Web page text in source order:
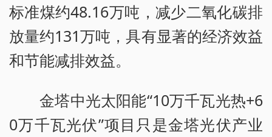
标准煤约48.16万吨，减少二氧化碳排
放量约131万吨，具有显著的经济效益
和节能减排效益。
金塔中光太阳能“10万千瓦光热+6
0万千瓦光伏”项目只是金塔光伏产业